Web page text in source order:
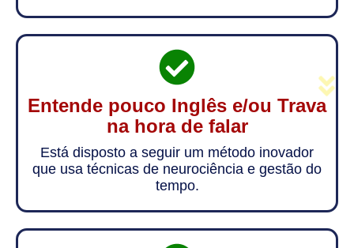
Entende pouco Inglês e/ou Trava
na hora de falar
Está disposto a seguir um método inovador
que usa técnicas de neurociência e gestão do
tempo.